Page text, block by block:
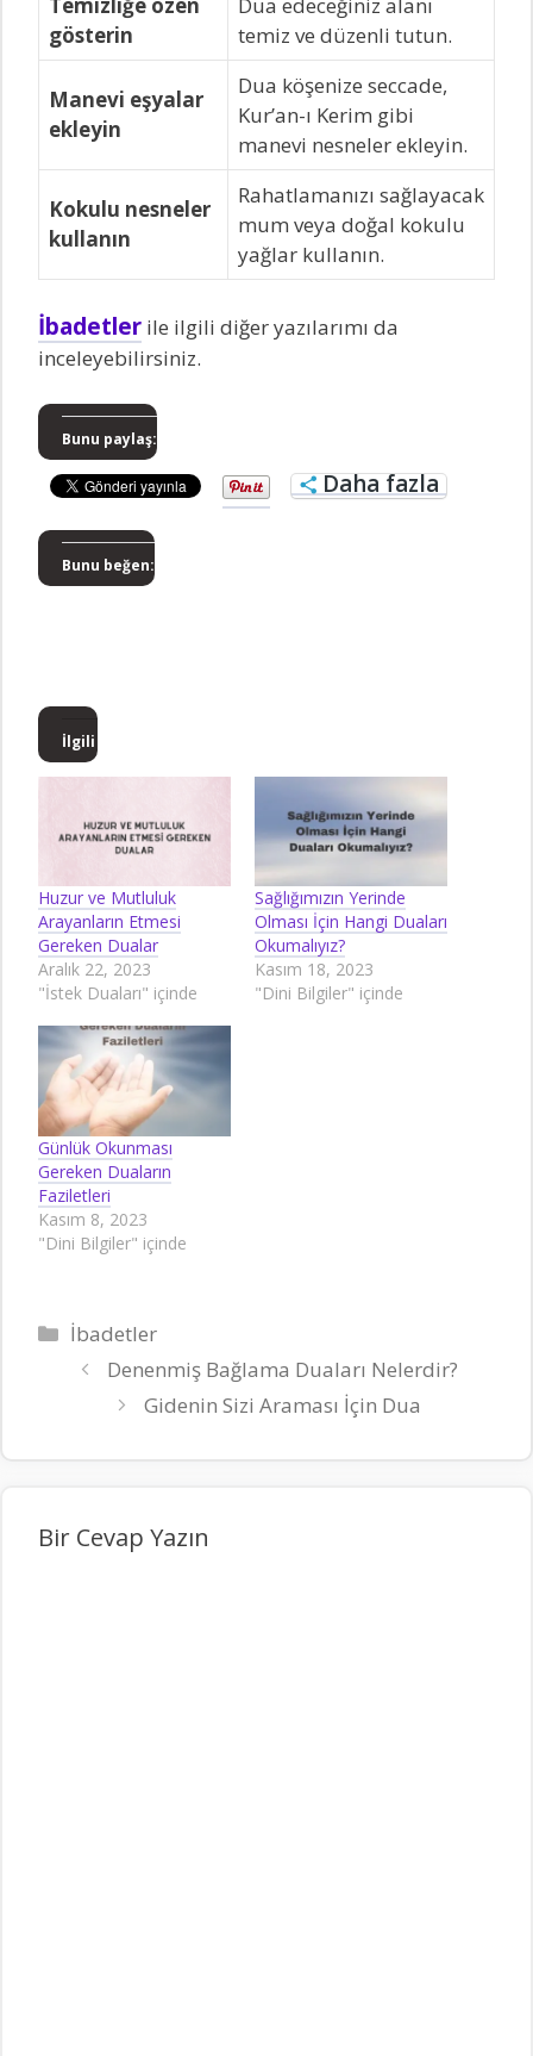
gösterin
temiz ve düzenli tutun.
Manevi eşyalar
ekleyin
Dua köşenize seccade,
Kur’an-ı Kerim gibi
manevi nesneler ekleyin.
Kokulu nesneler
kullanın
Rahatlamanızı sağlayacak
mum veya doğal kokulu
yağlar kullanın.
İbadetler ile ilgili diğer yazılarımı da
inceleyebilirsiniz.
Bunu paylaş:
Daha fazla
Bunu beğen:
İlgili
Huzur ve Mutluluk
Arayanların Etmesi
Gereken Dualar
Aralık 22, 2023
"İstek Duaları" içinde
Sağlığımızın Yerinde
Olması İçin Hangi Duaları
Okumalıyız?
Kasım 18, 2023
"Dini Bilgiler" içinde
Günlük Okunması
Gereken Duaların
Faziletleri
Kasım 8, 2023
"Dini Bilgiler" içinde
Kategoriler
İbadetler
Denenmiş Bağlama Duaları Nelerdir?
Gidenin Sizi Araması İçin Dua
Bir Cevap Yazın